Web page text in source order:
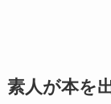
素人が本を